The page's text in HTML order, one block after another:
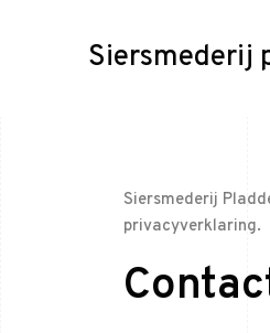
Siersmederij
Siersmederij
privacyverklaring.